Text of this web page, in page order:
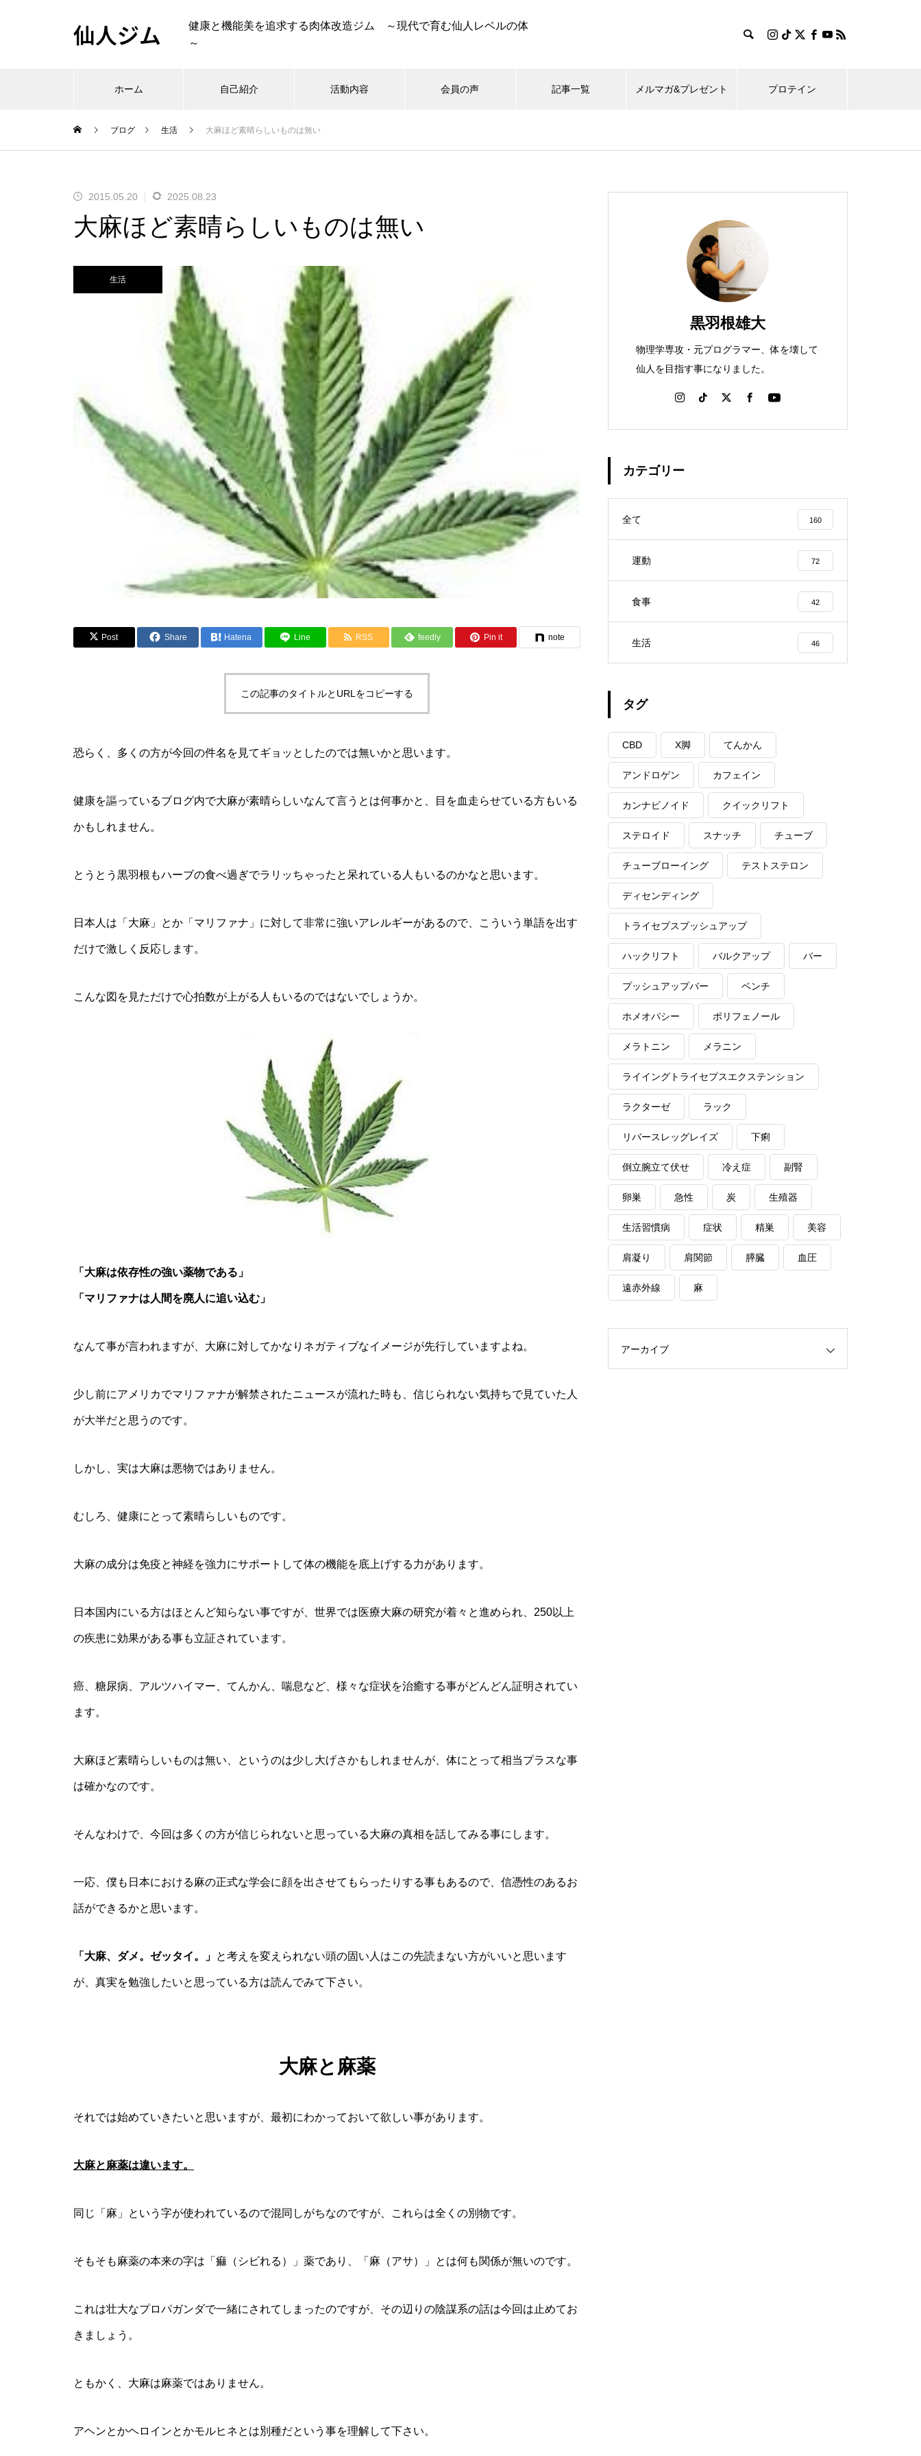
仙人ジム
健康と機能美を追求する肉体改造ジム ～現代で育む仙人レベルの体
～
ホーム 自己紹介 活動内容 会員の声 記事一覧 メルマガ&プレゼント プロテイン
ブログ 生活 大麻ほど素晴らしいものは無い
2015.05.20 2025.08.23
大麻ほど素晴らしいものは無い
生活
Post Share Hatena Line RSS feedly Pin it note
この記事のタイトルとURLをコピーする
恐らく、多くの方が今回の件名を見てギョッとしたのでは無いかと思います。
健康を謳っているブログ内で大麻が素晴らしいなんて言うとは何事かと、目を血走らせている方もいる
かもしれません。
とうとう黒羽根もハーブの食べ過ぎでラリッちゃったと呆れている人もいるのかなと思います。
日本人は「大麻」とか「マリファナ」に対して非常に強いアレルギーがあるので、こういう単語を出す
だけで激しく反応します。
こんな図を見ただけで心拍数が上がる人もいるのではないでしょうか。
「大麻は依存性の強い薬物である」
「マリファナは人間を廃人に追い込む」
なんて事が言われますが、大麻に対してかなりネガティブなイメージが先行していますよね。
少し前にアメリカでマリファナが解禁されたニュースが流れた時も、信じられない気持ちで見ていた人
が大半だと思うのです。
しかし、実は大麻は悪物ではありません。
むしろ、健康にとって素晴らしいものです。
大麻の成分は免疫と神経を強力にサポートして体の機能を底上げする力があります。
日本国内にいる方はほとんど知らない事ですが、世界では医療大麻の研究が着々と進められ、250以上
の疾患に効果がある事も立証されています。
癌、糖尿病、アルツハイマー、てんかん、喘息など、様々な症状を治癒する事がどんどん証明されてい
ます。
大麻ほど素晴らしいものは無い、というのは少し大げさかもしれませんが、体にとって相当プラスな事
は確かなのです。
そんなわけで、今回は多くの方が信じられないと思っている大麻の真相を話してみる事にします。
一応、僕も日本における麻の正式な学会に顔を出させてもらったりする事もあるので、信憑性のあるお
話ができるかと思います。
「大麻、ダメ。ゼッタイ。」 と考えを変えられない頭の固い人はこの先読まない方がいいと思います
が、真実を勉強したいと思っている方は読んでみて下さい。
大麻と麻薬
それでは始めていきたいと思いますが、最初にわかっておいて欲しい事があります。
大麻と麻薬は違います。
同じ「麻」という字が使われているので混同しがちなのですが、これらは全くの別物です。
そもそも麻薬の本来の字は「痲（シビれる）」薬であり、「麻（アサ）」とは何も関係が無いのです。
これは壮大なプロパガンダで一緒にされてしまったのですが、その辺りの陰謀系の話は今回は止めてお
きましょう。
ともかく、大麻は麻薬ではありません。
アヘンとかヘロインとかモルヒネとは別種だという事を理解して下さい。
黒羽根雄大
物理学専攻・元プログラマー、体を壊して
仙人を目指す事になりました。
カテゴリー
全て 160
運動 72
食事 42
生活 46
タグ
CBD X脚 てんかん
アンドロゲン カフェイン
カンナビノイド クイックリフト
ステロイド スナッチ チューブ
チューブローイング テストステロン
ディセンディング
トライセプスプッシュアップ
ハックリフト バルクアップ バー
プッシュアップバー ベンチ
ホメオパシー ポリフェノール
メラトニン メラニン
ライイングトライセプスエクステンション
ラクターゼ ラック
リバースレッグレイズ 下痢
倒立腕立て伏せ 冷え症 副腎
卵巣 急性 炭 生殖器
生活習慣病 症状 精巣 美容
肩凝り 肩関節 膵臓 血圧
遠赤外線 麻
アーカイブ